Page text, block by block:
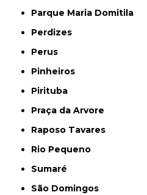
Parque Maria Domitila
Perdizes
Perus
Pinheiros
Pirituba
Praça da Arvore
Raposo Tavares
Rio Pequeno
Sumaré
São Domingos